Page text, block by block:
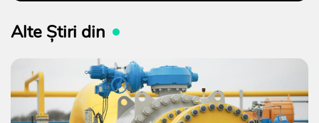
Alte Știri din